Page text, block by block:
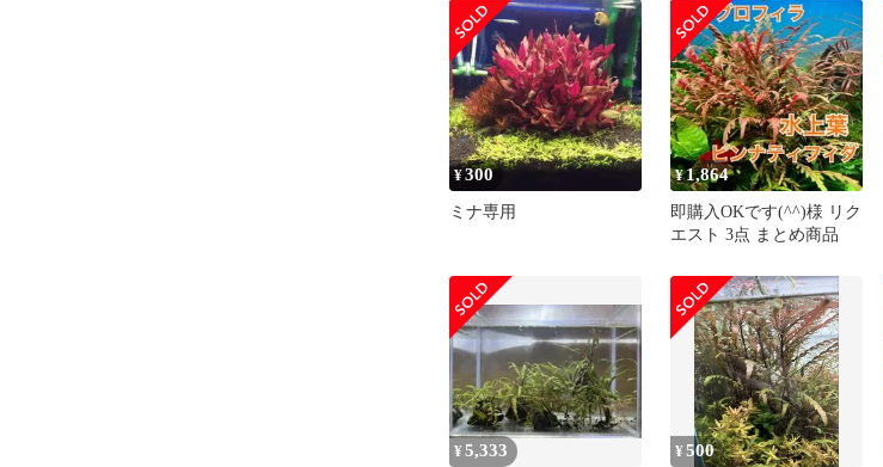
¥300
ミナ専用
¥1,864
即購入OKです(^^)様 リク
エスト 3点 まとめ商品
¥5,333 ¥500